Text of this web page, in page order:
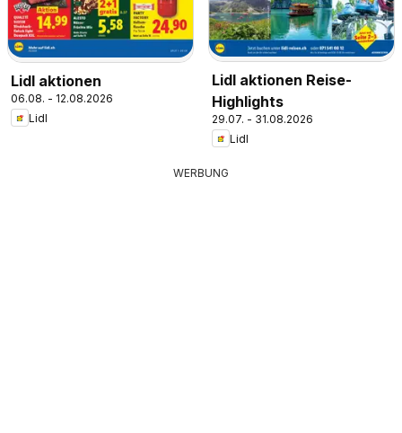
Lidl aktionen
06.08. - 12.08.2026
Lidl
Lidl aktionen Reise-
Highlights
29.07. - 31.08.2026
Lidl
WERBUNG